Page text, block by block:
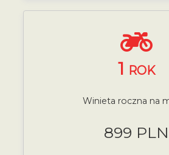
1 ROK
Winieta roczna na
899 PLN